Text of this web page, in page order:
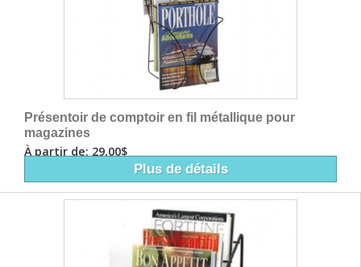
Présentoir de comptoir en fil métallique pour
magazines
À partir de: 29,00$
Plus de détails